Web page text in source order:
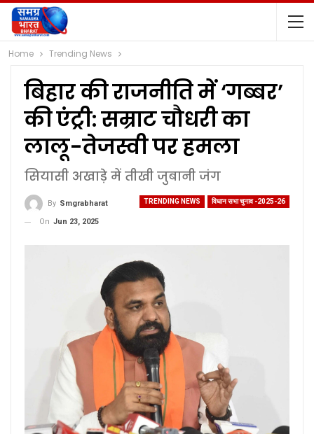
Home Trending News
बिहार की राजनीति में ‘गब्बर’
की एंट्री: सम्राट चौधरी का
लालू-तेजस्वी पर हमला
सियासी अखाड़े में तीखी जुबानी जंग
TRENDING NEWS विधान सभा चुनाव -2025-26
By Smgrabharat
On Jun 23, 2025